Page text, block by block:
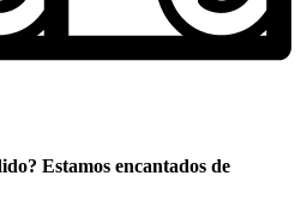
Estamos encantados de